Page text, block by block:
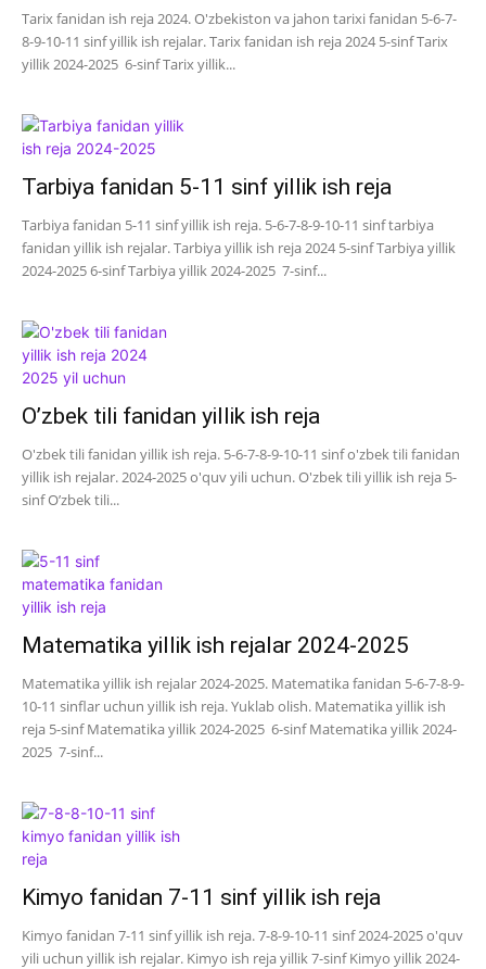
Tarix fanidan ish reja 2024. O'zbekiston va jahon tarixi fanidan 5-6-7-
8-9-10-11 sinf yillik ish rejalar. Tarix fanidan ish reja 2024 5-sinf Tarix
yillik 2024-2025 6-sinf Tarix yillik...
Tarbiya fanidan 5-11 sinf yillik ish reja
Tarbiya fanidan 5-11 sinf yillik ish reja. 5-6-7-8-9-10-11 sinf tarbiya
fanidan yillik ish rejalar. Tarbiya yillik ish reja 2024 5-sinf Tarbiya yillik
2024-2025 6-sinf Tarbiya yillik 2024-2025 7-sinf...
O’zbek tili fanidan yillik ish reja
O'zbek tili fanidan yillik ish reja. 5-6-7-8-9-10-11 sinf o'zbek tili fanidan
yillik ish rejalar. 2024-2025 o'quv yili uchun. O'zbek tili yillik ish reja 5-
sinf O’zbek tili...
Matematika yillik ish rejalar 2024-2025
Matematika yillik ish rejalar 2024-2025. Matematika fanidan 5-6-7-8-9-
10-11 sinflar uchun yillik ish reja. Yuklab olish. Matematika yillik ish
reja 5-sinf Matematika yillik 2024-2025 6-sinf Matematika yillik 2024-
2025 7-sinf...
Kimyo fanidan 7-11 sinf yillik ish reja
Kimyo fanidan 7-11 sinf yillik ish reja. 7-8-9-10-11 sinf 2024-2025 o'quv
yili uchun yillik ish rejalar. Kimyo ish reja yillik 7-sinf Kimyo yillik 2024-